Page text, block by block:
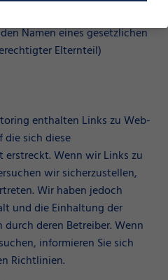
Namen eines gesetzlichen
Elternteil)
enthalten Links zu Web-
die sich diese
Wenn wir Links zu
wir sicherzustellen,
Wir haben jedoch
und die Einhaltung der
deren Betreiber. Wenn
informieren Sie sich
Richtlinien.